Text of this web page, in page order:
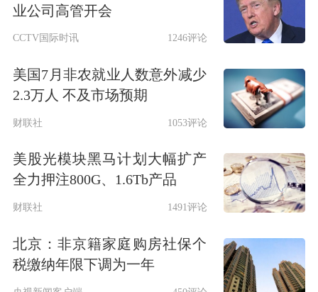
只有美股的七分之一，（美国86万亿美
元，A股80万亿人民币），估值体系缺
乏标尺，个别没有基本面的垃圾股PE居
高不下，大蓝筹PB却大打折扣。需要
企市值管理落到实处。与此同时，通过
引导长线资本入市，恢复科学的估值系
政府乃至国家也将受益。
业公司高管开会
CCTV国际时讯 1246评论
美国7月非农就业人数意外减少
2.3万人 不及市场预期
财联社 1053评论
美股光模块黑马计划大幅扩产
全力押注800G、1.6Tb产品
财联社 1491评论
北京：非京籍家庭购房社保个
税缴纳年限下调为一年